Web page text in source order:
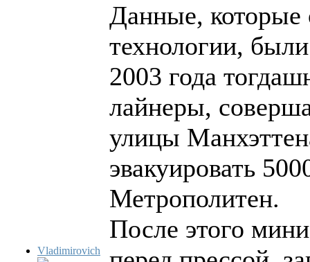
Vladimirovich
Данные, которые
технологии,
2003 года
лайнеры,
улицы
эвакуировать
Метрополитен.
После этого